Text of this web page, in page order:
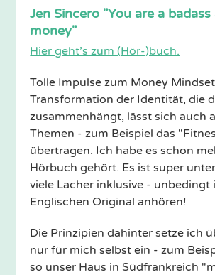
Jen Sincero "You are a
money"
Hier geht’s zum (Hör-)buch.
Tolle Impulse zum Money
Transformation der Identität, die
zusammenhängt, lässt sich auch
Themen - zum Beispiel das
übertragen. Ich habe es schon
Hörbuch gehört. Es ist super
viele Lacher inklusive - unbedingt
Englischen Original anhören!
Die Prinzipien dahinter setze ich
nur für mich selbst ein - zum
so unser Haus in Südfrankreich